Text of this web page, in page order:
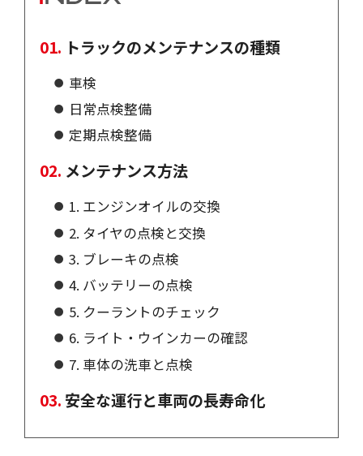
トラックのメンテナンスの種類
車検
日常点検整備
定期点検整備
メンテナンス方法
1. エンジンオイルの交換
2. タイヤの点検と交換
3. ブレーキの点検
4. バッテリーの点検
5. クーラントのチェック
6. ライト・ウインカーの確認
7. 車体の洗車と点検
安全な運行と車両の長寿命化